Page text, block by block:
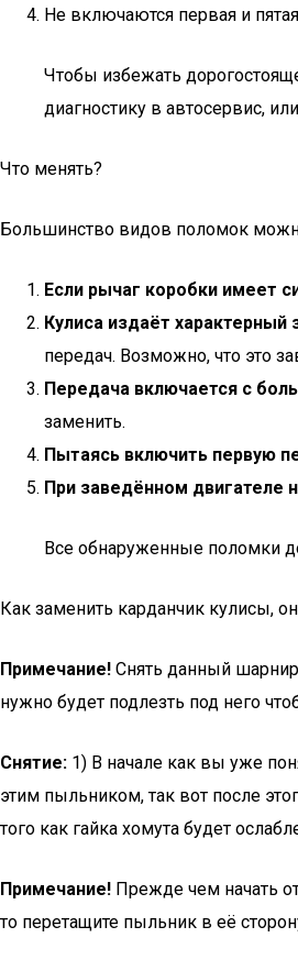
Не включаются первая и
Чтобы избежать
диагностику в автосервис,
Что менять?
Большинство видов поломок можно
Если рычаг коробки имеет
Кулиса издаёт
передач. Возможно, что это
Передача включается с
заменить.
Пытаясь включить первую
При заведённом двигателе
Все обнаруженные поломки
Как заменить карданчик кулисы,
Примечание! Снять данный
нужно будет подлезть под него
Снятие: 1) В начале как вы уже
этим пыльником, так вот после
того как гайка хомута будет
Примечание! Прежде чем начать
то перетащите пыльник в её